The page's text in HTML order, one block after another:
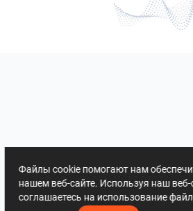
Файлы cookie помогают нам
нашем веб-сайте. Используя наш веб-
соглашаетесь на использование